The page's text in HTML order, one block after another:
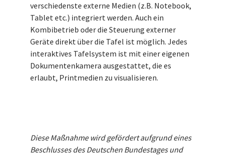
verschiedenste externe Medien (z.B. Notebook,
Tablet etc.) integriert werden. Auch ein
Kombibetrieb oder die Steuerung externer
Geräte direkt über die Tafel ist möglich. Jedes
interaktives Tafelsystem ist mit einer eigenen
Dokumentenkamera ausgestattet, die es
erlaubt, Printmedien zu visualisieren.
Diese Maßnahme wird gefördert aufgrund eines
Beschlusses des Deutschen Bundestages und